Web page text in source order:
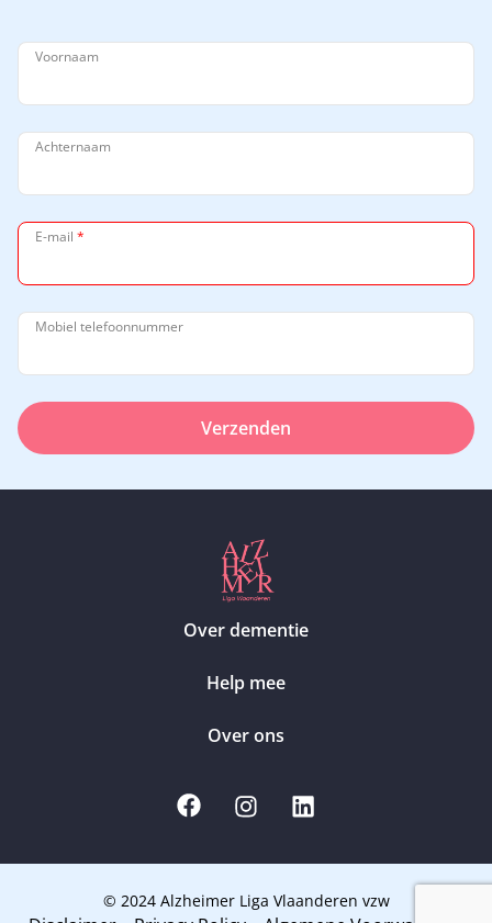
Voornaam
Achternaam
E-mail *
Mobiel telefoonnummer
Verzenden
Over dementie
Help mee
Over ons
© 2024 Alzheimer Liga Vlaanderen vzw